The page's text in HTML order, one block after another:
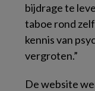
bijdrage te
taboe rond
kennis van
vergroten.”
De website